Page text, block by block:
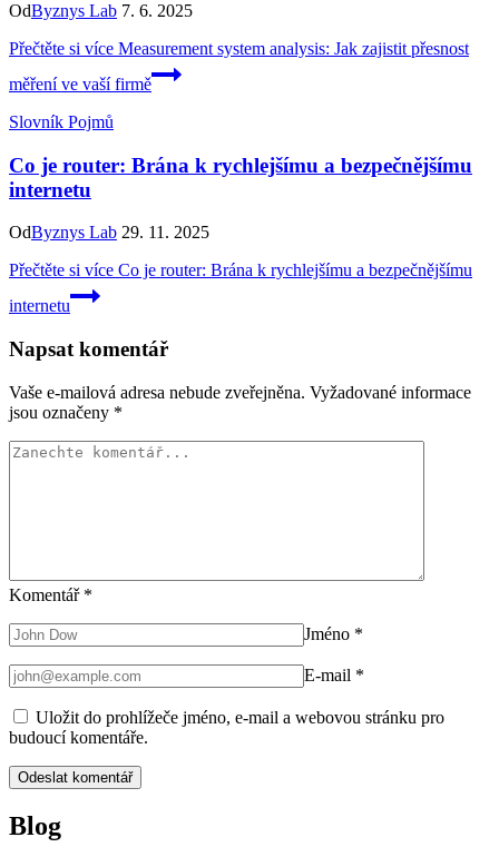
OdByznys Lab 7. 6. 2025
Přečtěte si více Measurement system analysis: Jak zajistit přesnost
měření ve vaší firmě
Slovník Pojmů
Co je router: Brána k rychlejšímu a bezpečnějšímu
internetu
OdByznys Lab 29. 11. 2025
Přečtěte si více Co je router: Brána k rychlejšímu a bezpečnějšímu
internetu
Napsat komentář
Vaše e-mailová adresa nebude zveřejněna. Vyžadované informace
jsou označeny *
Komentář *
Jméno *
E-mail *
Uložit do prohlížeče jméno, e-mail a webovou stránku pro
budoucí komentáře.
Blog